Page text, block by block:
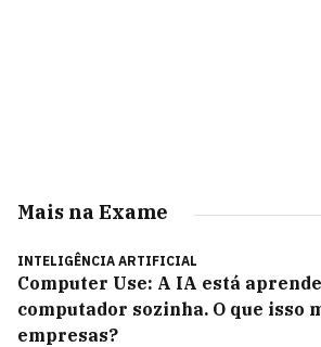
Mais na Exame
INTELIGÊNCIA ARTIFICIAL
Computer Use: A IA está
computador sozinha. O que isso
empresas?